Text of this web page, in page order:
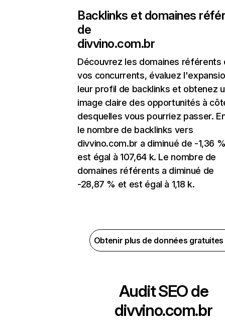
Backlinks et domaines
de
divvino.com.br
Découvrez les domaines référents
vos concurrents, évaluez
leur profil de backlinks et obtenez
image claire des opportunités à
desquelles vous pourriez passer.
le nombre de backlinks vers
divvino.com.br a diminué de -1,36
est égal à 107,64 k. Le nombre de
domaines référents a diminué de
-28,87 % et est égal à 1,18 k.
Obtenir plus de données
Audit SEO de
divvino.com.br